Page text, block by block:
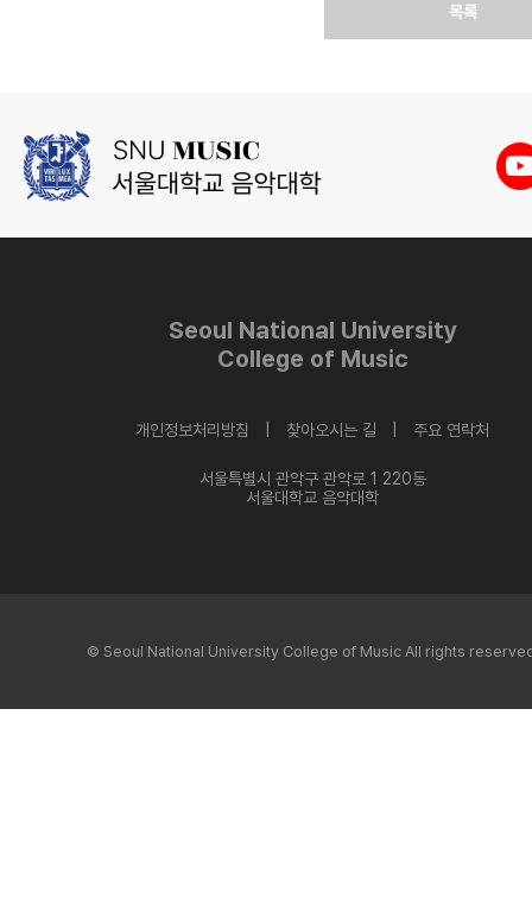
목록
Seoul National University
College of Music
개인정보처리방침 | 찾아오시는 길 | 주요 연락처
서울특별시 관악구 관악로 1 220동
서울대학교 음악대학
© Seoul National University College of Music All rights